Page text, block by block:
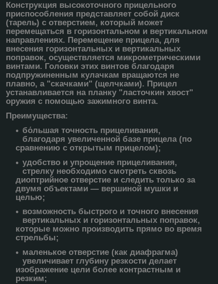
Конструкция высокоточного прицельного
приспособления представляет собой диск
(тарель) с отверстием, который может
перемещаться в горизонтальном и вертикальном
направлениях. Перемещение прицела, для
внесения горизонтальных и вертикальных
поправок, осуществляется микрометрическими
винтами. Головки этих винтов благодаря
подпружиненным кулачкам вращаются не
плавно, а "скачками" (щелчками). Прицел
устанавливается на планку "ласточкин хвост"
оружия с помощью зажимного винта.
Преимущества:
бόльшая точность прицеливания,
благодаря увеличенной базе прицела (по
сравнению с открытым прицелом);
удобство и упрощение прицеливания,
стрелку необходимо смотреть сквозь
диоптрийное отверстие и следить только за
двумя объектами — вершиной мушки и
целью;
возможность быстрого и точного внесения
вертикальных и горизонтальных поправок,
которые можно производить прямо во время
стрельбы;
маленькое отверстие (как диафрагма)
увеличивает глубину резкости делает
изображение цели более контрастным и
резким;